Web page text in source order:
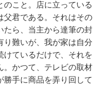
のこと。店に立っている
父君である。それはその
たら、当主から達筆の封
り難いが、我が家は自分
けているだけで、それを
。かつて、テレビの取材
勝手に商品を弄り回して